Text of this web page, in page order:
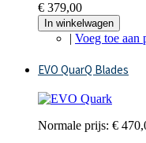
€ 379,00
In winkelwagen
| Voeg toe aan
EVO QuarQ Blades
Normale prijs: €